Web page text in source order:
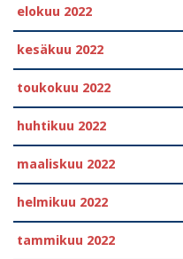
elokuu 2022
kesäkuu 2022
toukokuu 2022
huhtikuu 2022
maaliskuu 2022
helmikuu 2022
tammikuu 2022